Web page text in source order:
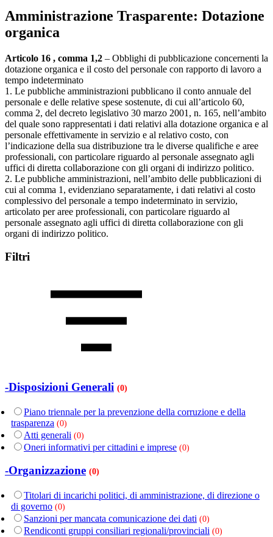
Amministrazione Trasparente: Dotazione
organica
Articolo 16 , comma 1,2 – Obblighi di pubblicazione concernenti la
dotazione organica e il costo del personale con rapporto di lavoro a
tempo indeterminato
1. Le pubbliche amministrazioni pubblicano il conto annuale del
personale e delle relative spese sostenute, di cui all’articolo 60,
comma 2, del decreto legislativo 30 marzo 2001, n. 165, nell’ambito
del quale sono rappresentati i dati relativi alla dotazione organica e al
personale effettivamente in servizio e al relativo costo, con
l’indicazione della sua distribuzione tra le diverse qualifiche e aree
professionali, con particolare riguardo al personale assegnato agli
uffici di diretta collaborazione con gli organi di indirizzo politico.
2. Le pubbliche amministrazioni, nell’ambito delle pubblicazioni di
cui al comma 1, evidenziano separatamente, i dati relativi al costo
complessivo del personale a tempo indeterminato in servizio,
articolato per aree professionali, con particolare riguardo al
personale assegnato agli uffici di diretta collaborazione con gli
organi di indirizzo politico.
Filtri
-Disposizioni Generali (0)
Piano triennale per la prevenzione della corruzione e della
trasparenza (0)
Atti generali (0)
Oneri informativi per cittadini e imprese (0)
-Organizzazione (0)
Titolari di incarichi politici, di amministrazione, di direzione o
di governo (0)
Sanzioni per mancata comunicazione dei dati (0)
Rendiconti gruppi consiliari regionali/provinciali (0)